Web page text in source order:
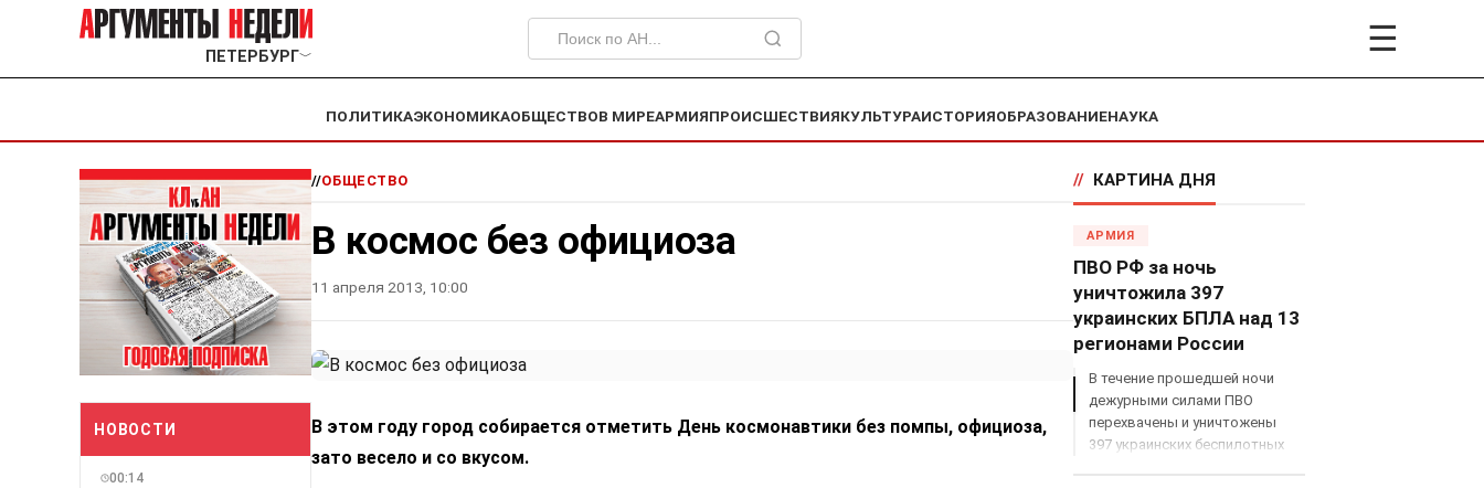
ПЕТЕРБУРГ﹀ ☰
ПОЛИТИКАЭКОНОМИКАОБЩЕСТВОВ МИРЕАРМИЯПРОИСШЕСТВИЯКУЛЬТУРАИСТОРИЯОБРАЗОВАНИЕНАУКА
НОВОСТИ
00:14
//ОБЩЕСТВО
В космос без официоза
11 апреля 2013, 10:00
В этом году город собирается отметить День космонавтики без помпы, официоза,
зато весело и со вкусом.
// КАРТИНА ДНЯ
АРМИЯ
ПВО РФ за ночь
уничтожила 397
украинских БПЛА над 13
регионами России
В течение прошедшей ночи
дежурными силами ПВО
перехвачены и уничтожены
397 украинских беспилотных